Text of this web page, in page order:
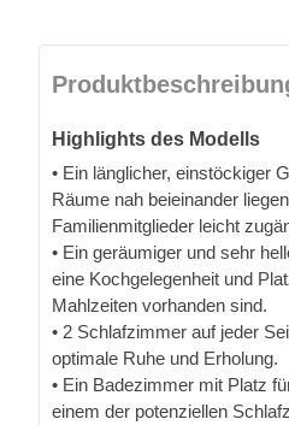
Highlights des Modells
• Ein länglicher, einstöckiger
Räume nah beieinander
Familienmitglieder leicht
• Ein geräumiger und sehr
eine Kochgelegenheit und
Mahlzeiten vorhanden sind.
• 2 Schlafzimmer auf jeder
optimale Ruhe und Erholung.
• Ein Badezimmer mit Platz
einem der potenziellen